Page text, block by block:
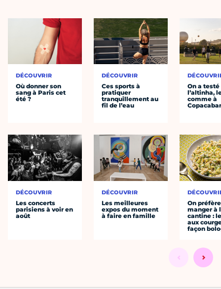
DÉCOUVRIR
Où donner son
sang à Paris cet
été ?
DÉCOUVRIR
Les concerts
parisiens à voir en
août
DÉCOUVRIR
Ces sports à
pratiquer
tranquillement au
fil de l’eau
DÉCOUVRIR
Les meilleures
expos du moment
à faire en famille
On a testé
l’altinha,
comme à
On préfère
manger à
cantine :
aux
façon